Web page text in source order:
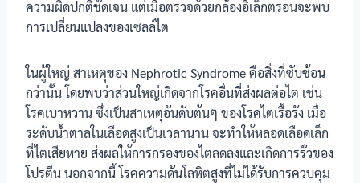
ความผิดปกติชัดเจน แต่เมื่อตรวจด้วยกล้องอิเล็กตรอนจะพบ
การเปลี่ยนแปลงของเซลล์ไต
ในผู้ใหญ่ สาเหตุของ Nephrotic Syndrome คือสิ่งที่ซับซ้อน
กว่านั้น โดยพบว่าส่วนใหญ่เกิดจากโรคอื่นที่ส่งผลต่อไต เช่น
โรคเบาหวาน ซึ่งเป็นสาเหตุอันดับต้นๆ ของโรคไตเรื้อรัง เมื่อ
ระดับน้ำตาลในเลือดสูงเป็นเวลานาน จะทำให้หลอดเลือดเล็ก
ที่ไตเสียหาย ส่งผลให้การกรองของไตลดลงและเกิดการรั่วของ
โปรตีน นอกจากนี้ โรคความดันโลหิตสูงที่ไม่ได้รับการควบคุม